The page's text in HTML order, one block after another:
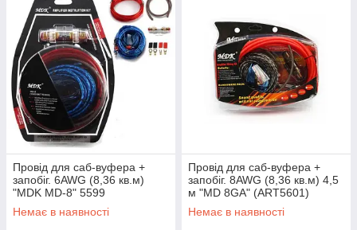
Провід для саб-вуфера +
запобіг. 6AWG (8,36 кв.м)
"MDK MD-8" 5599
Немає в наявності
Провід для саб-вуфера +
запобіг. 8AWG (8,36 кв.м) 4,5
м "MD 8GA" (ART5601)
Немає в наявності